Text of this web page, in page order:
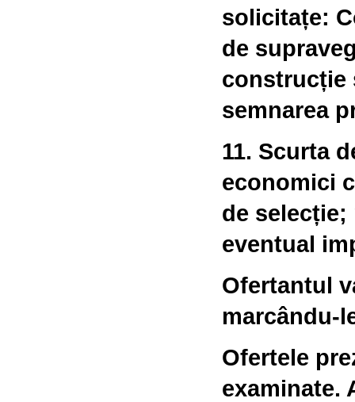
solicitațe:
de
construcție
semnarea
11. Scurta
economici
de
eventual
Ofertantul
marcându-
Ofertele
examinate.